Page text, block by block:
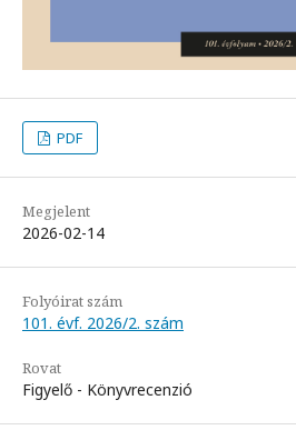
PDF
Megjelent
2026-02-14
Folyóirat szám
101. évf. 2026/2. szám
Rovat
Figyelő - Könyvrecenzió